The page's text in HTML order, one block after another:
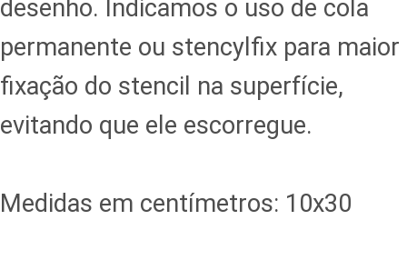
desenho. Indicamos o uso de cola
permanente ou stencylfix para maior
fixação do stencil na superfície,
evitando que ele escorregue.
Medidas em centímetros: 10x30